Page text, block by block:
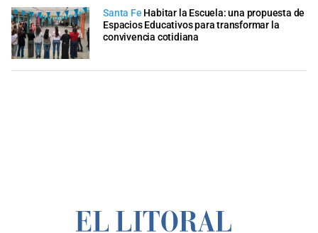
Santa Fe Habitar la Escuela: una propuesta de
Espacios Educativos para transformar la
convivencia cotidiana